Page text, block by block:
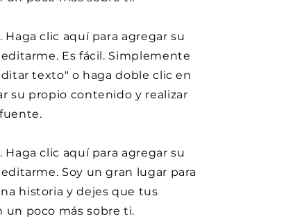
Haga clic aquí para agregar su
Es fácil. Simplemente
texto" o haga doble clic en
su propio contenido y realizar
Haga clic aquí para agregar su
Soy un gran lugar para
historia y dejes que tus
un poco más sobre ti.